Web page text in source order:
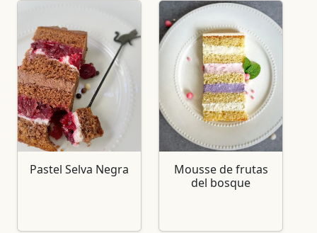
Pastel Selva Negra
Mousse de frutas
del bosque